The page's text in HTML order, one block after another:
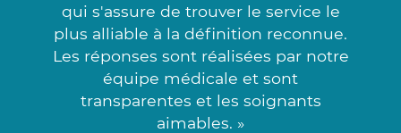
qui s'assure de trouver le service le
plus alliable à la définition reconnue.
Les réponses sont réalisées par notre
équipe médicale et sont
transparentes et les soignants
aimables. »